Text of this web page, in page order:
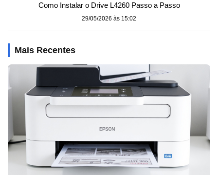
Como Instalar o Drive L4260 Passo a Passo
29/05/2026 às 15:02
Mais Recentes